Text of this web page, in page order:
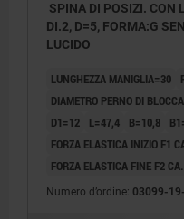
SPINA DI POSIZI. CON
DI.2, D=5, FORMA:G
LUCIDO
LUNGHEZZA MANIGLIA=30
DIAMETRO PERNO DI
D1=12
L=47,4 B=10,8
FORZA ELASTICA INIZIO F1
FORZA ELASTICA FINE F2
Numero d’ordine: 03099-